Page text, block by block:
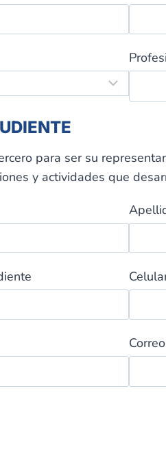
para ser su
y actividades que